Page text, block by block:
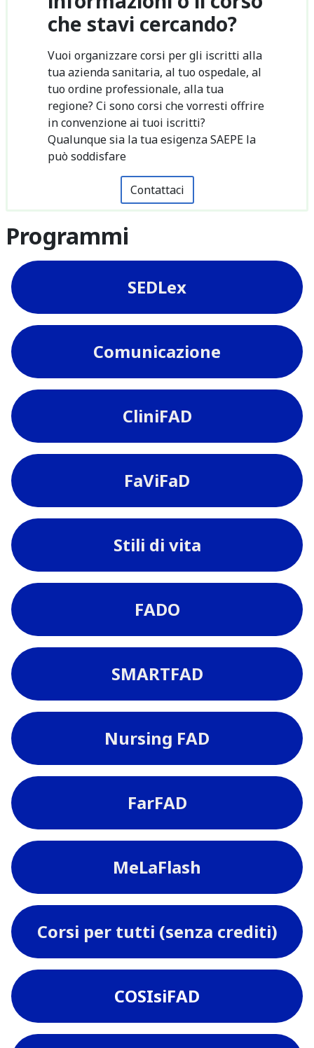
che stavi cercando?
Vuoi organizzare corsi per gli iscritti alla
tua azienda sanitaria, al tuo ospedale, al
tuo ordine professionale, alla tua
regione? Ci sono corsi che vorresti offrire
in convenzione ai tuoi iscritti?
Qualunque sia la tua esigenza SAEPE la
può soddisfare
Contattaci
Programmi
SEDLex
Comunicazione
CliniFAD
FaViFaD
Stili di vita
FADO
SMARTFAD
Nursing FAD
FarFAD
MeLaFlash
Corsi per tutti (senza crediti)
COSIsiFAD